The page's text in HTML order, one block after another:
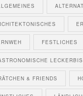
FESTLICHES
& FRIENDS